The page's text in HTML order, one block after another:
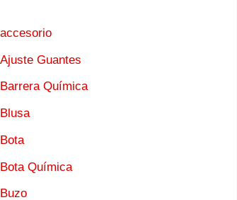
accesorio
Ajuste Guantes
Barrera Química
Blusa
Bota
Bota Química
Buzo